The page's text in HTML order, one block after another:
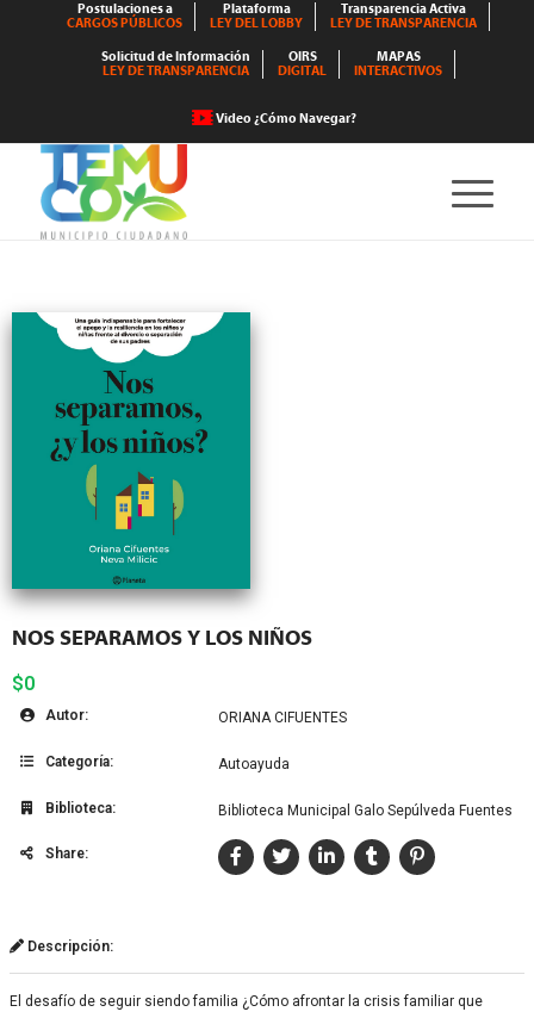
Postulaciones a
CARGOS PÚBLICOS
Plataforma
LEY DEL LOBBY
Transparencia Activa
LEY DE TRANSPARENCIA
Solicitud de Información
LEY DE TRANSPARENCIA
OIRS
DIGITAL
MAPAS
INTERACTIVOS
Video ¿Cómo Navegar?
NOS SEPARAMOS Y LOS NIÑOS
$0
Autor: ORIANA CIFUENTES
Categoría: Autoayuda
Biblioteca: Biblioteca Municipal Galo Sepúlveda Fuentes
Share:
Descripción:
El desafío de seguir siendo familia ¿Cómo afrontar la crisis familiar que